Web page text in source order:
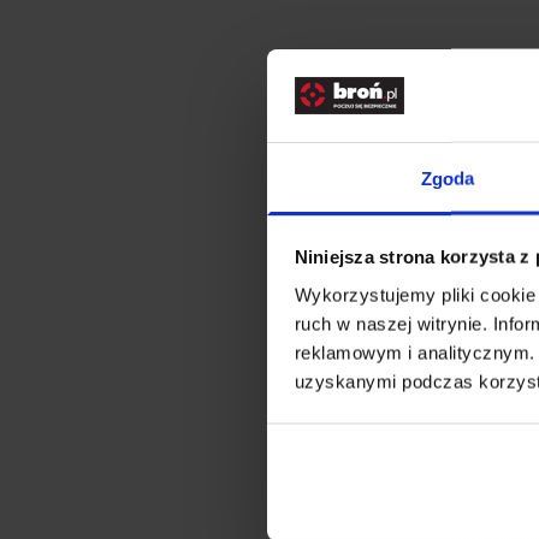
Zgoda
Niniejsza strona korzysta z
Wykorzystujemy pliki
ruch w naszej witrynie.
reklamowym i
uzyskanymi podczas
Niemal
umilić
Stylizacje
Po co
Trzeba
rozgrzać
170 ml.
porcję
w
To
od
Poza